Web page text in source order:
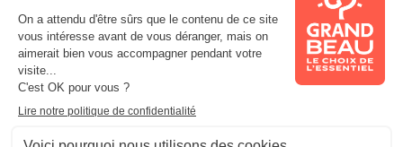
Suivez-nous sur :
Facebook
Instagram
YouTube